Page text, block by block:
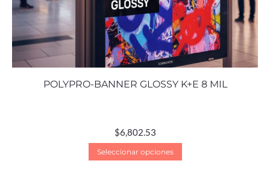
POLYPRO-BANNER GLOSSY K+E 8 MIL
$6,802.53
Seleccionar opciones